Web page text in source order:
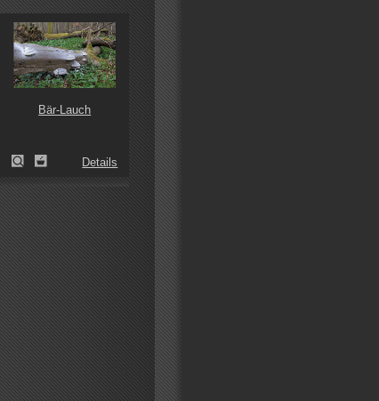
Bär-Lauch
Details